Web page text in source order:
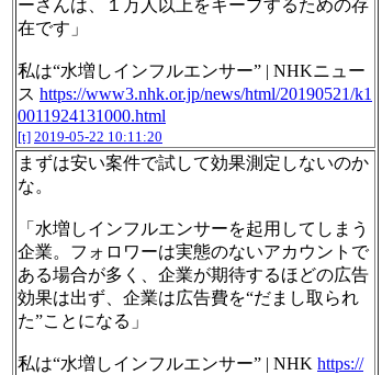
ーさんは、１万人以上をキープするための存
在です」
私は“水増しインフルエンサー” | NHKニュー
ス https://www3.nhk.or.jp/news/html/20190521/k1
0011924131000.html
[t] 2019-05-22 10:11:20
まずは安い案件で試して効果測定しないのか
な。
「水増しインフルエンサーを起用してしまう
企業。フォロワーは実態のないアカウントで
ある場合が多く、企業が期待するほどの広告
効果は出ず、企業は広告費を“だまし取られ
た”ことになる」
私は“水増しインフルエンサー” | NHK https://